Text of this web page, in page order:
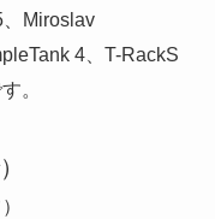
Miroslav
4、T-RackS
。